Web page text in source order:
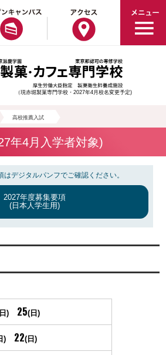
（現赤堀製菓専門学校・2027年4月校名変更予定)
高校推薦入試
年4月入学者対象)
はデジタルパンフでご確認ください。
2027年度募集要項
(日本人学生用)
) 25(日)
) 22(日)